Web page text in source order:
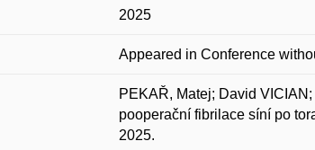
2025
Appeared in Conference
PEKAŘ, Matej; David
pooperační fibrilace síní po
2025.